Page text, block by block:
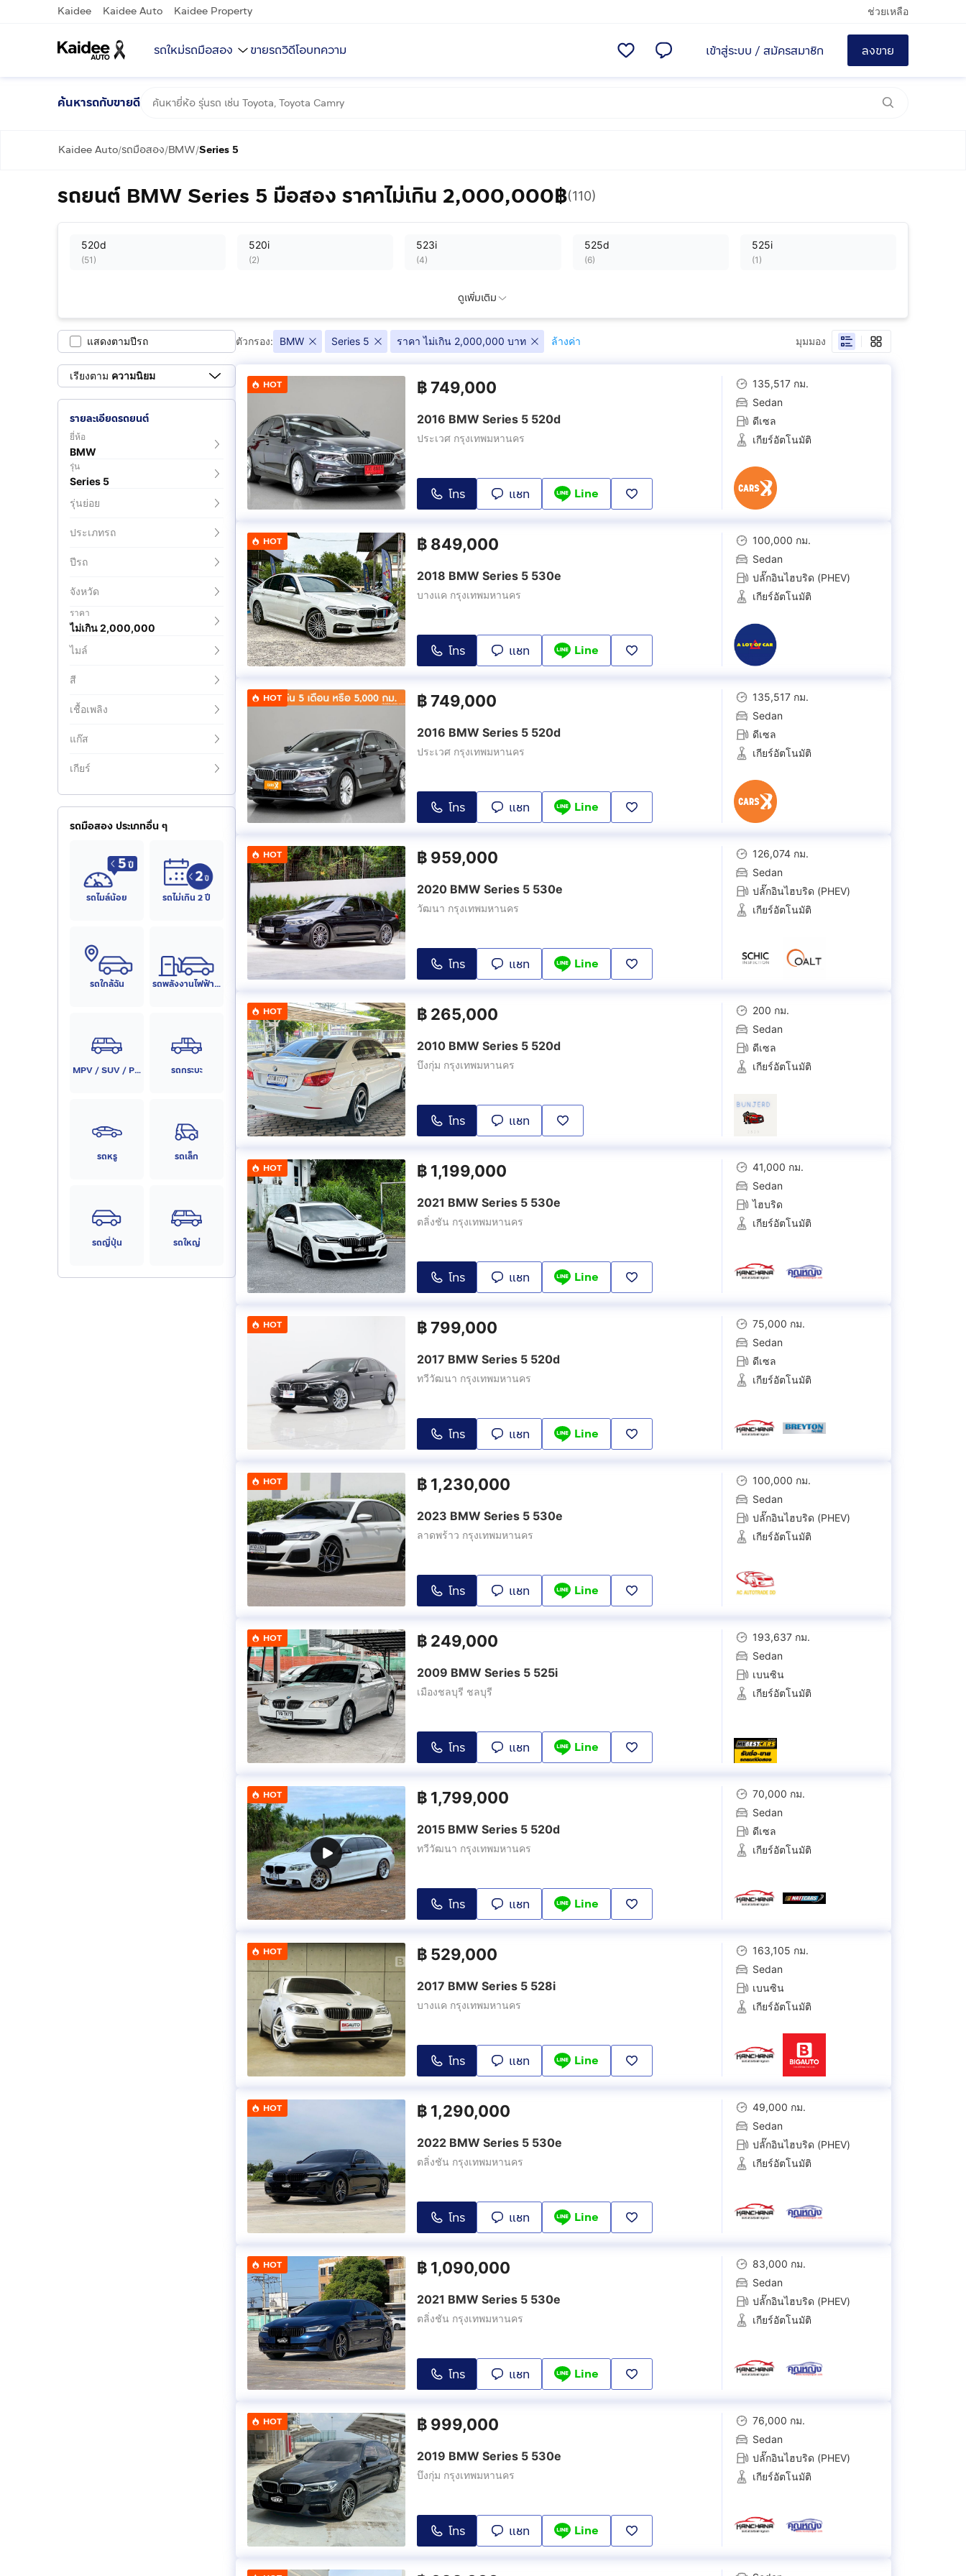
Kaidee Kaidee Auto Kaidee Property ช่วยเหลือ
รถใหม่รถมือสอง ขายรถวิดีโอบทความ เข้าสู่ระบบ / สมัครสมาชิก ลงขาย
ค้นหารถกับขายดี
Kaidee Auto/รถมือสอง/BMW/Series 5
รถยนต์ BMW Series 5 มือสอง ราคาไม่เกิน 2,000,000฿(110)
520d
(51 )
520i
(2)
523i
(4)
525d
(6)
525i
(1 )
ดูเพิ่มเติม
แสดงตามปีรถ
เรียงตาม ความนิยม
รายละเอียดรถยนต์
ยี่ห้อ
BMW
รุ่น
Series 5
รุ่นย่อย
ประเภทรถ
ปีรถ
จังหวัด
ราคา
ไม่เกิน 2,000,000
ไมล์
สี
เชื้อเพลิง
แก๊ส
เกียร์
รถมือสอง ประเภทอื่น ๆ
รถไมล์น้อย รถไม่เกิน 2 ปี
รถใกล้ฉัน รถพลังงานไฟฟ้า (EV)
MPV / SUV / PPV รถกระบะ
รถหรู รถเล็ก
รถญี่ปุ่น รถใหญ่
ตัวกรอง: BMW Series 5 ราคา ไม่เกิน 2,000,000 บาท ล้างค่า มุมมอง
HOT ฿749,000
2016 BMW Series 5 520d
ประเวศ กรุงเทพมหานคร
โทร แชท Line
135,517 กม.
Sedan
ดีเซล
เกียร์อัตโนมัติ
HOT ฿ 849,000
2018 BMW Series 5 530e
บางแค กรุงเทพมหานคร
โทร แชท Line
100,000 กม.
Sedan
ปลั๊กอินไฮบริด (PHEV)
เกียร์อัตโนมัติ
HOT ฿749,000
2016 BMW Series 5 520d
ประเวศ กรุงเทพมหานคร
โทร แชท Line
135,517 กม.
Sedan
ดีเซล
เกียร์อัตโนมัติ
HOT ฿ 959,000
2020 BMW Series 5 530e
วัฒนา กรุงเทพมหานคร
โทร แชท Line
126,074 กม.
Sedan
ปลั๊กอินไฮบริด (PHEV)
เกียร์อัตโนมัติ
HOT ฿ 265,000
2010 BMW Series 5 520d
บึงกุ่ม กรุงเทพมหานคร
โทร แชท
200 กม.
Sedan
ดีเซล
เกียร์อัตโนมัติ
HOT ฿ 1,199,000
2021 BMW Series 5 530e
ตลิ่งชัน กรุงเทพมหานคร
โทร แชท Line
41,000 กม.
Sedan
ไฮบริด
เกียร์อัตโนมัติ
HOT ฿799,000
2017 BMW Series 5 520d
ทวีวัฒนา กรุงเทพมหานคร
โทร แชท Line
75,000 กม.
Sedan
ดีเซล
เกียร์อัตโนมัติ
HOT ฿ 1,230,000
2023 BMW Series 5 530e
ลาดพร้าว กรุงเทพมหานคร
โทร แชท Line
100,000 กม.
Sedan
ปลั๊กอินไฮบริด (PHEV)
เกียร์อัตโนมัติ
HOT ฿ 249,000
2009 BMW Series 5 525i
เมืองชลบุรี ชลบุรี
โทร แชท Line
193,637 กม.
Sedan
เบนซิน
เกียร์อัตโนมัติ
HOT ฿ 1,799,000
2015 BMW Series 5 520d
ทวีวัฒนา กรุงเทพมหานคร
โทร แชท Line
70,000 กม.
Sedan
ดีเซล
เกียร์อัตโนมัติ
HOT ฿ 529,000
2017 BMW Series 5 528i
บางแค กรุงเทพมหานคร
โทร แชท Line
163,105 กม.
Sedan
เบนซิน
เกียร์อัตโนมัติ
HOT ฿ 1,290,000
2022 BMW Series 5 530e
ตลิ่งชัน กรุงเทพมหานคร
โทร แชท Line
49,000 กม.
Sedan
ปลั๊กอินไฮบริด (PHEV)
เกียร์อัตโนมัติ
HOT ฿ 1,090,000
2021 BMW Series 5 530e
ตลิ่งชัน กรุงเทพมหานคร
โทร แชท Line
83,000 กม.
Sedan
ปลั๊กอินไฮบริด (PHEV)
เกียร์อัตโนมัติ
HOT ฿ 999,000
2019 BMW Series 5 530e
บึงกุ่ม กรุงเทพมหานคร
โทร แชท Line
76,000 กม.
Sedan
ปลั๊กอินไฮบริด (PHEV)
เกียร์อัตโนมัติ